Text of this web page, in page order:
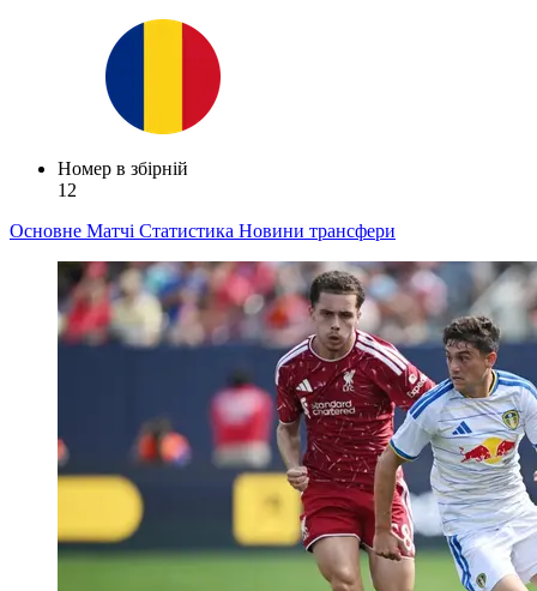
Номер в збірній
12
Основне Матчі Статистика Новини трансфери